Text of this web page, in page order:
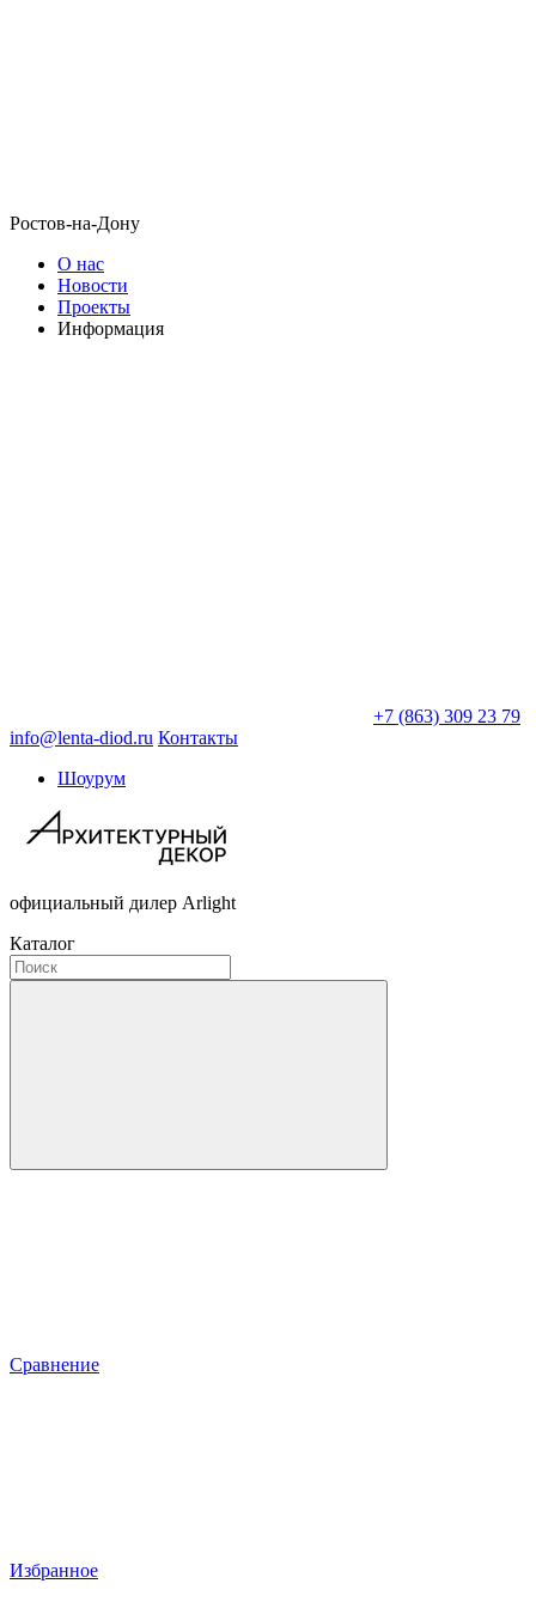
Ростов-на-Дону
О нас
Новости
Проекты
Информация
+7 (863) 309 23 79
info@lenta-diod.ru Контакты
Шоурум
официальный дилер Arlight
Каталог
Сравнение
Избранное